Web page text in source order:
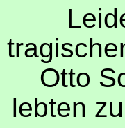
Otto
lebten